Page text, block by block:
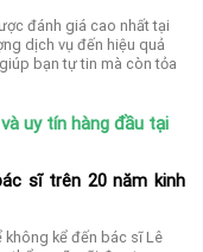
đánh giá cao nhất tại
dịch vụ đến hiệu quả
bạn tự tin mà còn tỏa
uy tín hàng đầu tại
sĩ trên 20 năm kinh
không kể đến bác sĩ Lê